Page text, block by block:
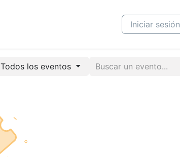
CursosIniciar sesión
Todos los eventos